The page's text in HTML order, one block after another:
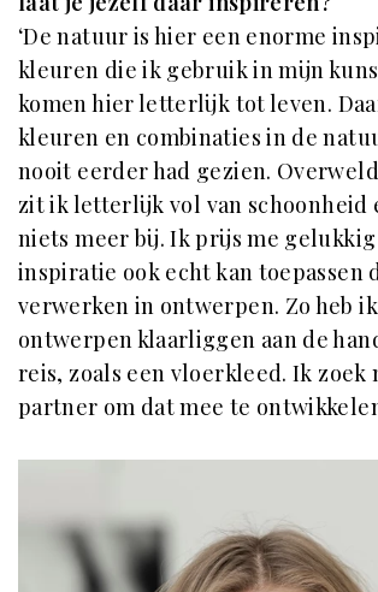
‘De natuur is hier een enorme
kleuren die ik gebruik in mijn
komen hier letterlijk tot leven.
kleuren en combinaties in de
nooit eerder had gezien.
zit ik letterlijk vol van schoonheid
niets meer bij. Ik prijs me
inspiratie ook echt kan toepassen
verwerken in ontwerpen. Zo heb
ontwerpen klaarliggen aan de
reis, zoals een vloerkleed. Ik zoek
partner om dat mee te